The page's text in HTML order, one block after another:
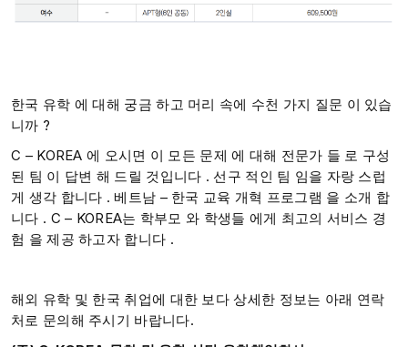
한국 유학 에 대해 궁금 하고 머리 속에 수천 가지 질문 이 있습
니까 ?​
C – KOREA 에 오시면 이 모든 문제 에 대해 전문가 들 로 구성
된 팀 이 답변 해 드릴 것입니다 . 선구 적인 팀 임을 자랑 스럽
게 생각 합니다 . ​베트남 – 한국 교육 개혁 프로그램 을 소개 합
니다 . C – KOREA는 학부모 와 학생들 에게 최고의 서비스 경
험 을 제공 하고자 합니다 .
해외 유학 및 한국 취업에 대한 보다 상세한 정보는 아래 연락
처로 문의해 주시기 바랍니다.